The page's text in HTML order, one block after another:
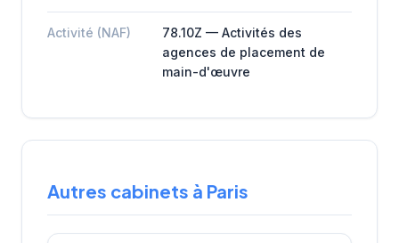
Activité (NAF)
78.10Z — Activités des
agences de placement de
main-d'œuvre
Autres cabinets à Paris